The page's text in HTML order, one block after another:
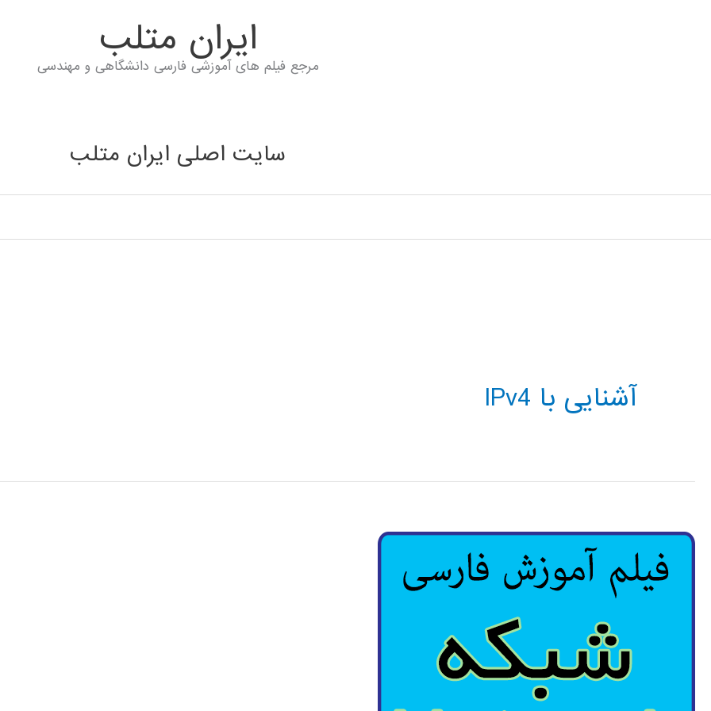
ايران متلب
مرجع فیلم های آموزشی فارسی دانشگاهی و مهندسی
سایت اصلی ایران متلب
آشنایی با IPv4